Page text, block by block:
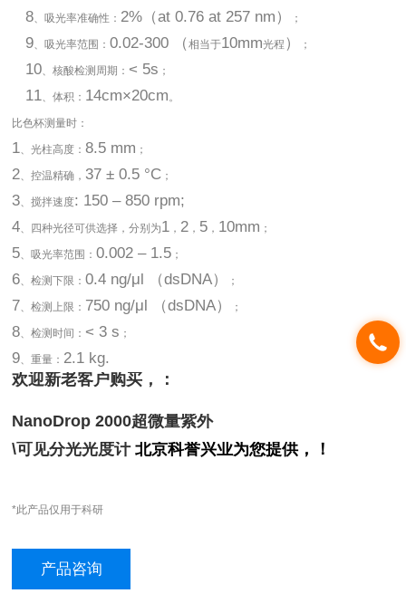
8、吸光率准确性： 2%（at 0.76 at 257 nm） ；
9、吸光率范围：0.02-300 （相当于10mm光程 ） ；
10、核酸检测周期： < 5s ；
11、体积： 14cm×20cm。
比色杯测量时：
1、光柱高度：8.5 mm ；
2、控温精确， 37 ± 0.5 °C ；
3、搅拌速度: 150 – 850 rpm;
4、四种光径可供选择，分别为1 ， 2 ， 5 ， 10mm ；
5、吸光率范围：0.002 – 1.5 ；
6、检测下限：0.4 ng/μl （dsDNA） ；
7、检测上限： 750 ng/μl （dsDNA） ；
8、检测时间： < 3 s ；
9、重量： 2.1 kg.
欢迎新老客户购买，：
NanoDrop 2000超微量紫外
\可见分光光度计北京科誉兴业为您提供，！
*此产品仅用于科研
产品咨询